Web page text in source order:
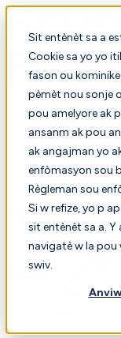
Sit entènèt sa a
Cookie sa yo yo
fason ou
pèmèt nou sonje
pou amelyore ak
ansanm ak pou
ak angajman yo
enfòmasyon sou
Règleman sou
Si w refize, yo p
sit entènèt sa a.
navigatè w la pou
swiv.
Kreyòl ayisyen
Konparezon